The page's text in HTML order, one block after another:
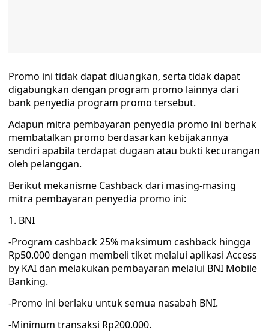
Promo ini tidak dapat diuangkan, serta tidak dapat
digabungkan dengan program promo lainnya dari
bank penyedia program promo tersebut.
Adapun mitra pembayaran penyedia promo ini berhak
membatalkan promo berdasarkan kebijakannya
sendiri apabila terdapat dugaan atau bukti kecurangan
oleh pelanggan.
Berikut mekanisme Cashback dari masing-masing
mitra pembayaran penyedia promo ini:
1. BNI
-Program cashback 25% maksimum cashback hingga
Rp50.000 dengan membeli tiket melalui aplikasi Access
by KAI dan melakukan pembayaran melalui BNI Mobile
Banking.
-Promo ini berlaku untuk semua nasabah BNI.
-Minimum transaksi Rp200.000.